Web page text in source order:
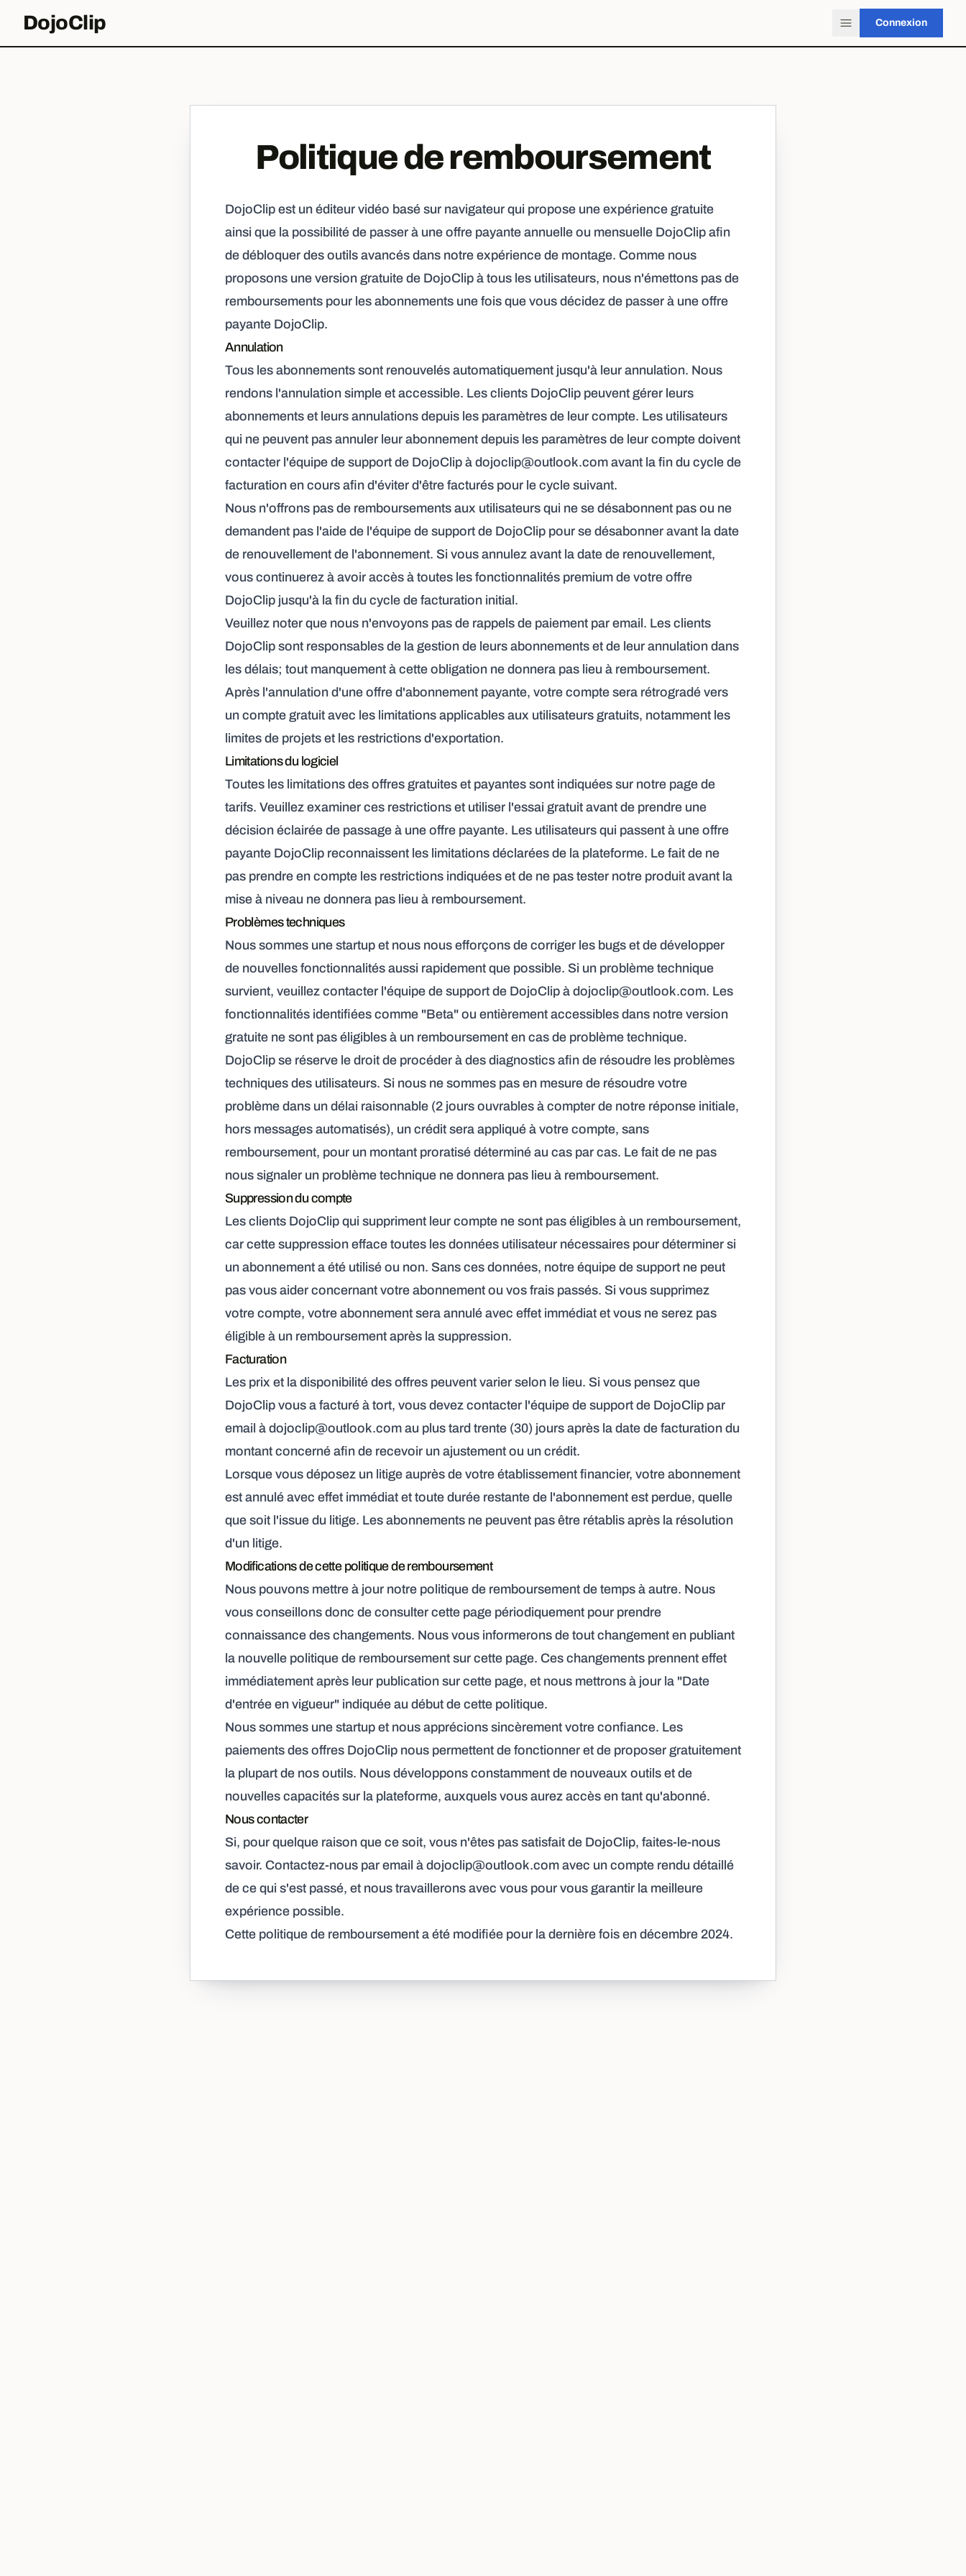
DojoClip Connexion
Politique de remboursement
DojoClip est un éditeur vidéo basé sur navigateur qui propose une expérience gratuite
ainsi que la possibilité de passer à une offre payante annuelle ou mensuelle DojoClip afin
de débloquer des outils avancés dans notre expérience de montage. Comme nous
proposons une version gratuite de DojoClip à tous les utilisateurs, nous n'émettons pas de
remboursements pour les abonnements une fois que vous décidez de passer à une offre
payante DojoClip.
Annulation
Tous les abonnements sont renouvelés automatiquement jusqu'à leur annulation. Nous
rendons l'annulation simple et accessible. Les clients DojoClip peuvent gérer leurs
abonnements et leurs annulations depuis les paramètres de leur compte. Les utilisateurs
qui ne peuvent pas annuler leur abonnement depuis les paramètres de leur compte doivent
contacter l'équipe de support de DojoClip à dojoclip@outlook.com avant la fin du cycle de
facturation en cours afin d'éviter d'être facturés pour le cycle suivant.
Nous n'offrons pas de remboursements aux utilisateurs qui ne se désabonnent pas ou ne
demandent pas l'aide de l'équipe de support de DojoClip pour se désabonner avant la date
de renouvellement de l'abonnement. Si vous annulez avant la date de renouvellement,
vous continuerez à avoir accès à toutes les fonctionnalités premium de votre offre
DojoClip jusqu'à la fin du cycle de facturation initial.
Veuillez noter que nous n'envoyons pas de rappels de paiement par email. Les clients
DojoClip sont responsables de la gestion de leurs abonnements et de leur annulation dans
les délais; tout manquement à cette obligation ne donnera pas lieu à remboursement.
Après l'annulation d'une offre d'abonnement payante, votre compte sera rétrogradé vers
un compte gratuit avec les limitations applicables aux utilisateurs gratuits, notamment les
limites de projets et les restrictions d'exportation.
Limitations du logiciel
Toutes les limitations des offres gratuites et payantes sont indiquées sur notre page de
tarifs. Veuillez examiner ces restrictions et utiliser l'essai gratuit avant de prendre une
décision éclairée de passage à une offre payante. Les utilisateurs qui passent à une offre
payante DojoClip reconnaissent les limitations déclarées de la plateforme. Le fait de ne
pas prendre en compte les restrictions indiquées et de ne pas tester notre produit avant la
mise à niveau ne donnera pas lieu à remboursement.
Problèmes techniques
Nous sommes une startup et nous nous efforçons de corriger les bugs et de développer
de nouvelles fonctionnalités aussi rapidement que possible. Si un problème technique
survient, veuillez contacter l'équipe de support de DojoClip à dojoclip@outlook.com. Les
fonctionnalités identifiées comme "Beta" ou entièrement accessibles dans notre version
gratuite ne sont pas éligibles à un remboursement en cas de problème technique.
DojoClip se réserve le droit de procéder à des diagnostics afin de résoudre les problèmes
techniques des utilisateurs. Si nous ne sommes pas en mesure de résoudre votre
problème dans un délai raisonnable (2 jours ouvrables à compter de notre réponse initiale,
hors messages automatisés), un crédit sera appliqué à votre compte, sans
remboursement, pour un montant proratisé déterminé au cas par cas. Le fait de ne pas
nous signaler un problème technique ne donnera pas lieu à remboursement.
Suppression du compte
Les clients DojoClip qui suppriment leur compte ne sont pas éligibles à un remboursement,
car cette suppression efface toutes les données utilisateur nécessaires pour déterminer si
un abonnement a été utilisé ou non. Sans ces données, notre équipe de support ne peut
pas vous aider concernant votre abonnement ou vos frais passés. Si vous supprimez
votre compte, votre abonnement sera annulé avec effet immédiat et vous ne serez pas
éligible à un remboursement après la suppression.
Facturation
Les prix et la disponibilité des offres peuvent varier selon le lieu. Si vous pensez que
DojoClip vous a facturé à tort, vous devez contacter l'équipe de support de DojoClip par
email à dojoclip@outlook.com au plus tard trente (30) jours après la date de facturation du
montant concerné afin de recevoir un ajustement ou un crédit.
Lorsque vous déposez un litige auprès de votre établissement financier, votre abonnement
est annulé avec effet immédiat et toute durée restante de l'abonnement est perdue, quelle
que soit l'issue du litige. Les abonnements ne peuvent pas être rétablis après la résolution
d'un litige.
Modifications de cette politique de remboursement
Nous pouvons mettre à jour notre politique de remboursement de temps à autre. Nous
vous conseillons donc de consulter cette page périodiquement pour prendre
connaissance des changements. Nous vous informerons de tout changement en publiant
la nouvelle politique de remboursement sur cette page. Ces changements prennent effet
immédiatement après leur publication sur cette page, et nous mettrons à jour la "Date
d'entrée en vigueur" indiquée au début de cette politique.
Nous sommes une startup et nous apprécions sincèrement votre confiance. Les
paiements des offres DojoClip nous permettent de fonctionner et de proposer gratuitement
la plupart de nos outils. Nous développons constamment de nouveaux outils et de
nouvelles capacités sur la plateforme, auxquels vous aurez accès en tant qu'abonné.
Nous contacter
Si, pour quelque raison que ce soit, vous n'êtes pas satisfait de DojoClip, faites-le-nous
savoir. Contactez-nous par email à dojoclip@outlook.com avec un compte rendu détaillé
de ce qui s'est passé, et nous travaillerons avec vous pour vous garantir la meilleure
expérience possible.
Cette politique de remboursement a été modifiée pour la dernière fois en décembre 2024.